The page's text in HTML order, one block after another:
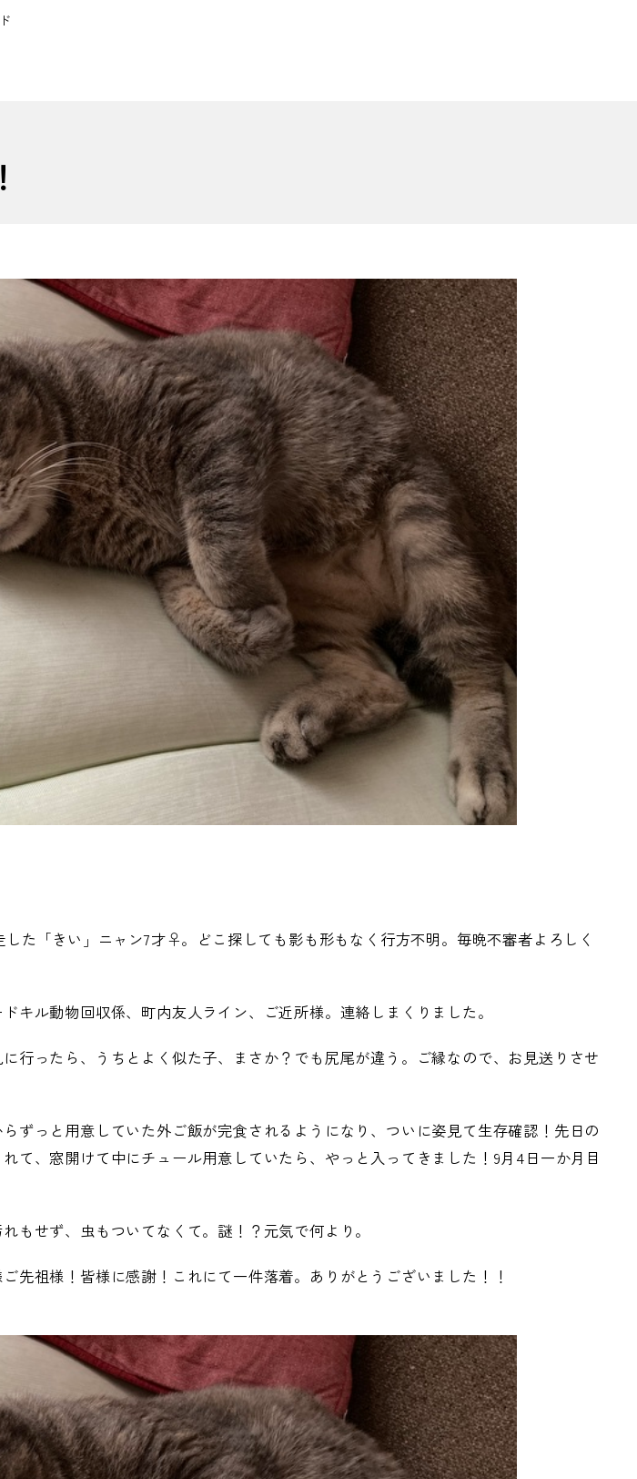
た「きい」ニャン7才♀。どこ探しても影も形もなく行方不明。毎晩不審者よろしく
キル動物回収係、町内友人ライン、ご近所様。連絡しまくりました。
行ったら、うちとよく似た子、まさか？でも尻尾が違う。ご縁なので、お見送りさせ
ずっと用意していた外ご飯が完食されるようになり、ついに姿見て生存確認！先日の
て、窓開けて中にチュール用意していたら、やっと入ってきました！9月4日一か月目
もせず、虫もついてなくて。謎！？元気で何より。
先祖様！皆様に感謝！これにて一件落着。ありがとうございました！！